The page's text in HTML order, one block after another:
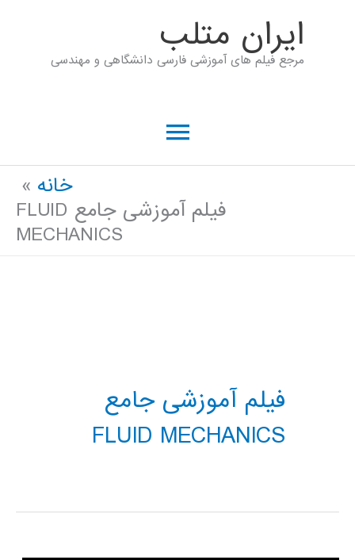
ايران متلب
مرجع فیلم های آموزشی فارسی دانشگاهی و مهندسی
فهرست
خانه
فیلم آموزشی جامع FLUID
MECHANICS
فیلم آموزشی جامع
FLUID MECHANICS